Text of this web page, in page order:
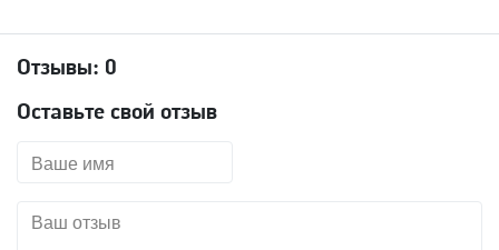
Отзывы: 0
Оставьте свой отзыв